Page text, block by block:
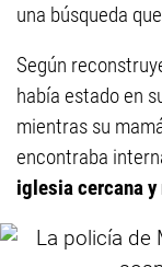
una búsqueda
Según
había estado en
mientras su
encontraba
iglesia cercana